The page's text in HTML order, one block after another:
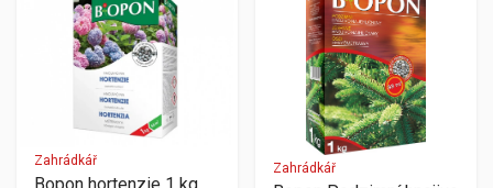
Zahrádkář
Zahrádkář